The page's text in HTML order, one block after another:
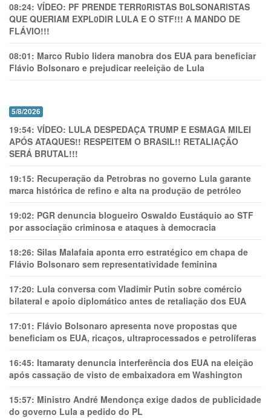
08:24: VÍDEO: PF PRENDE TERR0RlSTAS B0LSONARlSTAS
QUE QUERIAM EXPL0DlR LULA E O STF!!! A MANDO DE
FLÁVIO!!!
08:01: Marco Rubio lidera manobra dos EUA para beneficiar
Flávio Bolsonaro e prejudicar reeleição de Lula
5/8/2026
19:54: VÍDEO: LULA DESPEDAÇA TRUMP E ESMAGA MILEI
APÓS ATAQUES!! RESPEITEM O BRASIL!! RETALIAÇÃO
SERÁ BRUTAL!!!
19:15: Recuperação da Petrobras no governo Lula garante
marca histórica de refino e alta na produção de petróleo
19:02: PGR denuncia blogueiro Oswaldo Eustáquio ao STF
por associação criminosa e ataques à democracia
18:26: Silas Malafaia aponta erro estratégico em chapa de
Flávio Bolsonaro sem representatividade feminina
17:20: Lula conversa com Vladimir Putin sobre comércio
bilateral e apoio diplomático antes de retaliação dos EUA
17:01: Flávio Bolsonaro apresenta nove propostas que
beneficiam os EUA, ricaços, ultraprocessados e petrolíferas
16:45: Itamaraty denuncia interferência dos EUA na eleição
após cassação de visto de embaixadora em Washington
15:57: Ministro André Mendonça exige dados de publicidade
do governo Lula a pedido do PL